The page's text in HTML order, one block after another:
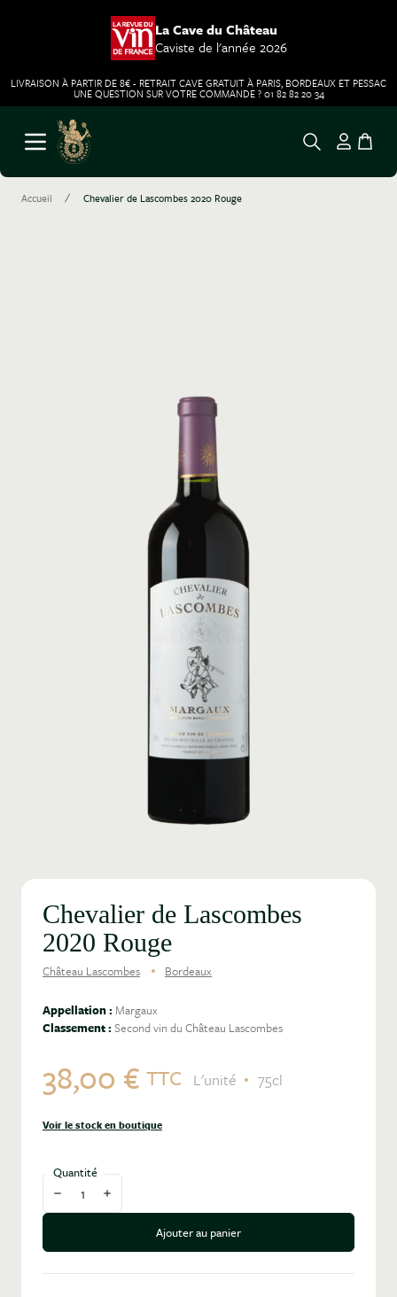
La Cave du Château
Caviste de l'année 2026
LIVRAISON À PARTIR DE 8€ - RETRAIT CAVE GRATUIT À PARIS, BORDEAUX ET PESSAC
UNE QUESTION SUR VOTRE COMMANDE ? 01 82 82 20 34
Aller au contenu
Ouvrir le menu
Accueil / Chevalier de Lascombes 2020 Rouge
Chevalier de Lascombes
2020 Rouge
Château Lascombes Bordeaux
Appellation : Margaux
Classement :Second vin du Château Lascombes
38,00 € TTC L'unité 75cl
Voir le stock en boutique
Quantité
Diminuer la quantité
Augmenter la quantité
Ajouter au panier